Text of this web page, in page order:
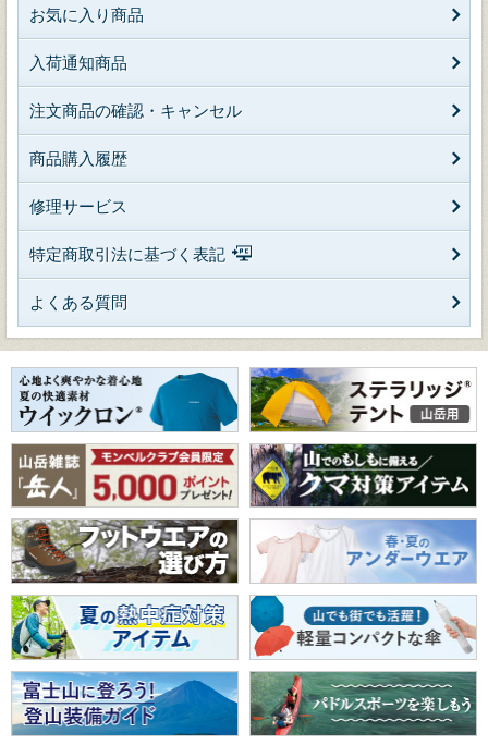
お気に入り商品
入荷通知商品
注文商品の確認・キャンセル
商品購入履歴
修理サービス
特定商取引法に基づく表記
よくある質問